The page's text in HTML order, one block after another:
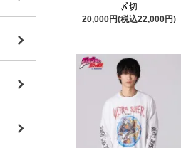
〆切
20,000円(税込22,000円)